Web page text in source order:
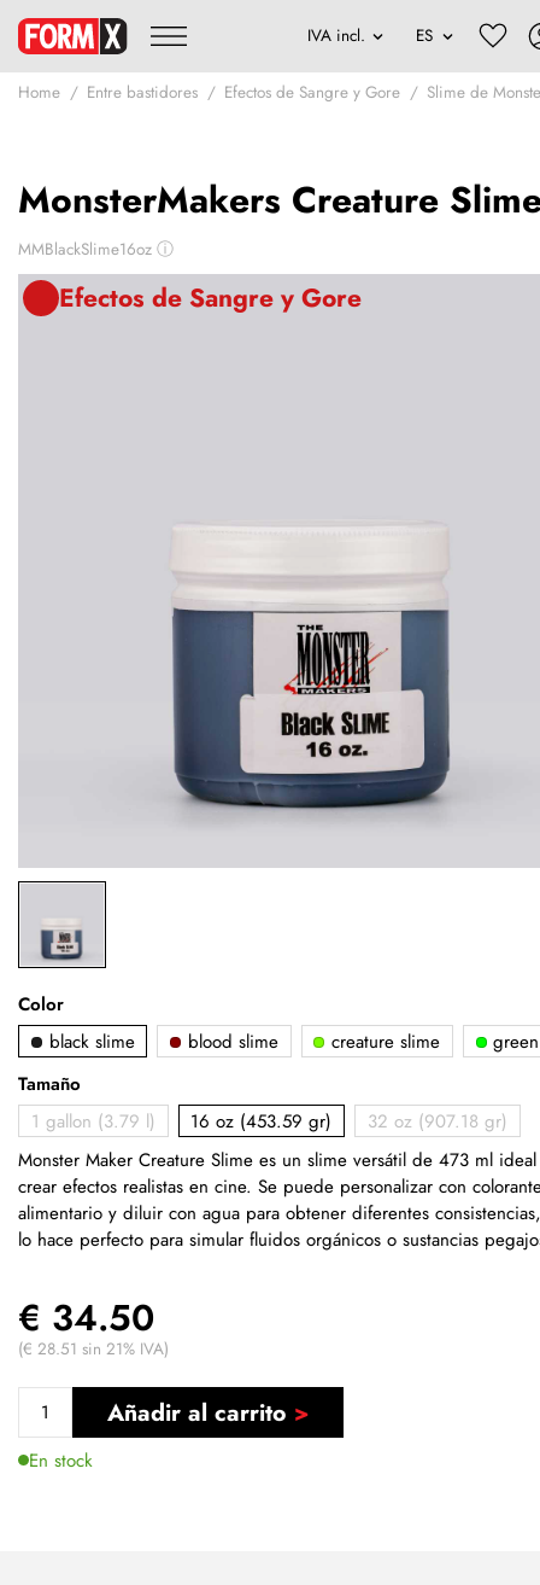
Home Entre bastidores Efectos de Sangre y Gore Slime de
MonsterMakers Creature
MMBlackSlime16oz ⓘ
Efectos de Sangre y Gore
Color
black slime
blood slime creature slime
Tamaño
1 gallon (3.79 l)
16 oz (453.59 gr)
32 oz (907.18 gr)
Monster Maker Creature Slime es un slime versátil de 473 ml
crear efectos realistas en cine. Se puede personalizar con
alimentario y diluir con agua para obtener diferentes
lo hace perfecto para simular fluidos orgánicos o sustancias
€ 34.50
(€ 28.51 sin 21% IVA)
Añadir al carrito
En stock